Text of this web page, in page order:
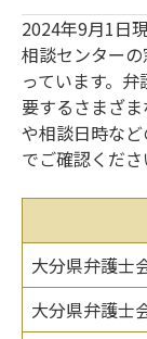
2024年9月1日
相談センター
っています。
要するさまざ
や相談日時な
でご確認くださ
大分県弁護士
大分県弁護士